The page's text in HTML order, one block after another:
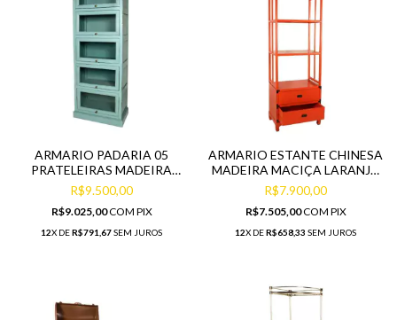
ARMARIO PADARIA 05
PRATELEIRAS MADEIRA
MACIÇA AZUL
R$9.500,00
R$9.025,00COM PIX
12X DER$791,67SEM JUROS
ARMARIO ESTANTE CHINESA
MADEIRA MACIÇA LARANJA
PRIMEIRA LINHA
R$7.900,00
R$7.505,00COM PIX
12X DER$658,33 SEM JUROS